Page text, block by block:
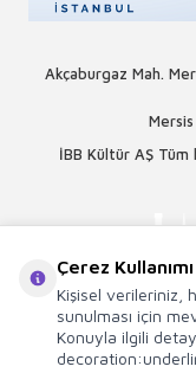
Akçaburgaz Mah.
İBB Kültür AŞ Tüm
Çerez Kullanımı
Kişisel verileriniz,
sunulması için
Konuyla ilgili